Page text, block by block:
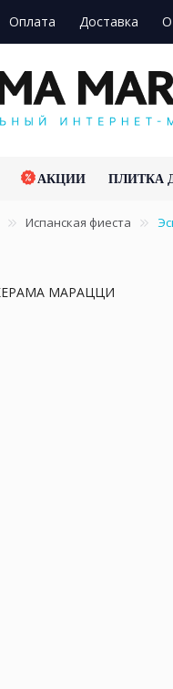
Оплата Доставка О
АКЦИИ ПЛИТКА
Испанская фиеста